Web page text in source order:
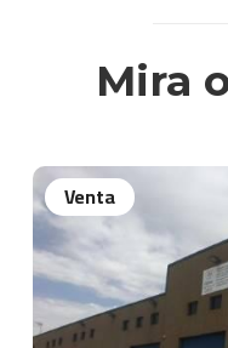
Mira
Venta